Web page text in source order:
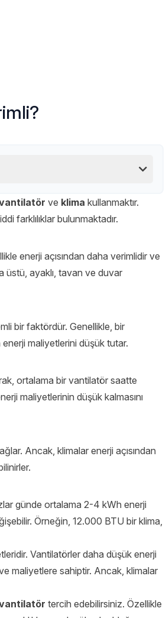
ve klima kullanmaktır.
farklılıklar bulunmaktadır.
enerji açısından daha verimlidir ve
üstü, ayaklı, tavan ve duvar
bir faktördür. Genellikle, bir
maliyetlerini düşük tutar.
ortalama bir vantilatör saatte
maliyetlerinin düşük kalmasını
Ancak, klimalar enerji açısından
günde ortalama 2-4 kWh enerji
Örneğin, 12.000 BTU bir klima,
Vantilatörler daha düşük enerji
maliyetlere sahiptir. Ancak, klimalar
tercih edebilirsiniz. Özellikle